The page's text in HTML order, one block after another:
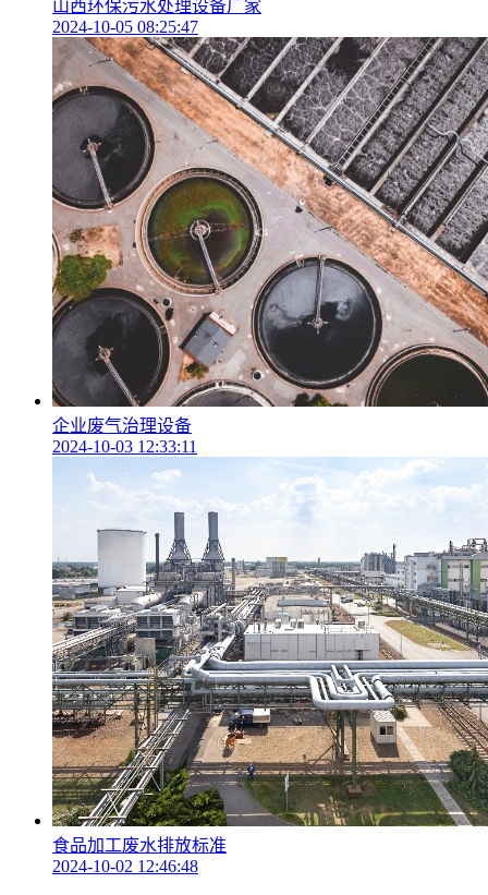
山西环保污水处理设备厂家
2024-10-05 08:25:47
企业废气治理设备
2024-10-03 12:33:11
食品加工废水排放标准
2024-10-02 12:46:48